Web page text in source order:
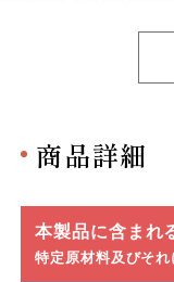
商品詳細
本製品に含まれ
特定原材料及びそ